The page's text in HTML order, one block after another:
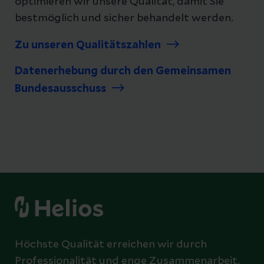
bestmöglich und sicher behandelt werden.
Zu unseren Qualitätszahlen
Datenerhebung durch den Gemeinsamen
Bundesausschuss
Höchste Qualität erreichen wir durch
Professionalität und enge Zusammenarbeit.